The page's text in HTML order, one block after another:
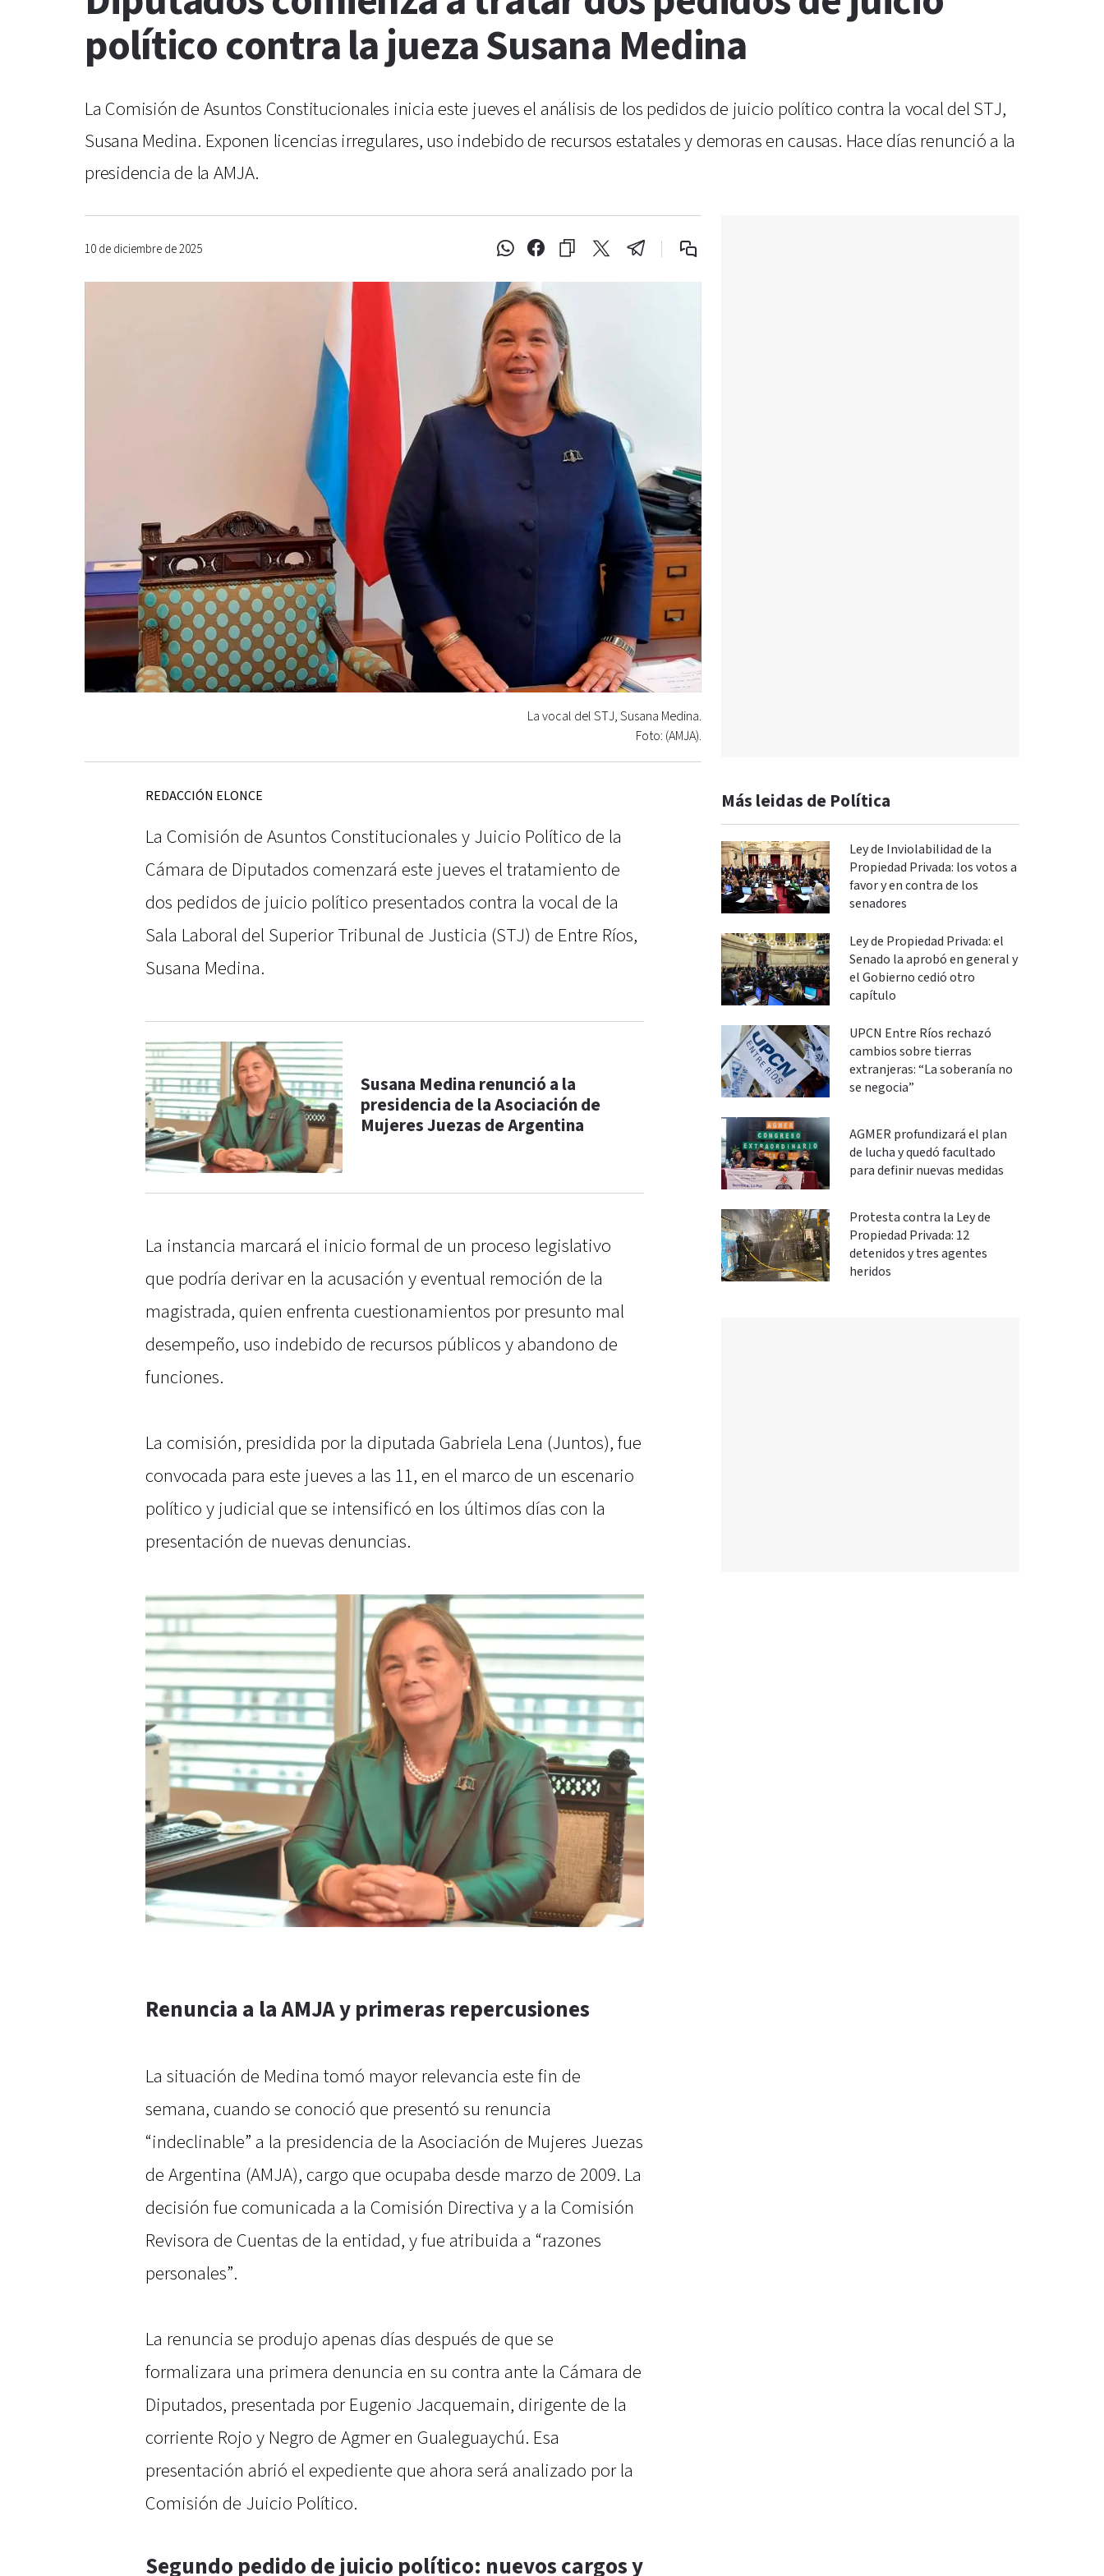
político contra la jueza Susana Medina
La Comisión de Asuntos Constitucionales inicia este jueves el análisis de los pedidos de juicio político contra la vocal del STJ,
Susana Medina. Exponen licencias irregulares, uso indebido de recursos estatales y demoras en causas. Hace días renunció a la
presidencia de la AMJA.
10 de diciembre de 2025
La vocal del STJ, Susana Medina.
Foto: (AMJA).
REDACCIÓN ELONCE
La Comisión de Asuntos Constitucionales y Juicio Político de la
Cámara de Diputados comenzará este jueves el tratamiento de
dos pedidos de juicio político presentados contra la vocal de la
Sala Laboral del Superior Tribunal de Justicia (STJ) de Entre Ríos,
Susana Medina.
Susana Medina renunció a la
presidencia de la Asociación de
Mujeres Juezas de Argentina
La instancia marcará el inicio formal de un proceso legislativo
que podría derivar en la acusación y eventual remoción de la
magistrada, quien enfrenta cuestionamientos por presunto mal
desempeño, uso indebido de recursos públicos y abandono de
funciones.
La comisión, presidida por la diputada Gabriela Lena (Juntos), fue
convocada para este jueves a las 11, en el marco de un escenario
político y judicial que se intensificó en los últimos días con la
presentación de nuevas denuncias.
Renuncia a la AMJA y primeras repercusiones
La situación de Medina tomó mayor relevancia este fin de
semana, cuando se conoció que presentó su renuncia
“indeclinable” a la presidencia de la Asociación de Mujeres Juezas
de Argentina (AMJA), cargo que ocupaba desde marzo de 2009. La
decisión fue comunicada a la Comisión Directiva y a la Comisión
Revisora de Cuentas de la entidad, y fue atribuida a “razones
personales”.
La renuncia se produjo apenas días después de que se
formalizara una primera denuncia en su contra ante la Cámara de
Diputados, presentada por Eugenio Jacquemain, dirigente de la
corriente Rojo y Negro de Agmer en Gualeguaychú. Esa
presentación abrió el expediente que ahora será analizado por la
Comisión de Juicio Político.
Segundo pedido de juicio político: nuevos cargos y
Más leidas de Política
Ley de Inviolabilidad de la
Propiedad Privada: los votos a
favor y en contra de los
senadores
Ley de Propiedad Privada: el
Senado la aprobó en general y
el Gobierno cedió otro
capítulo
UPCN Entre Ríos rechazó
cambios sobre tierras
extranjeras: “La soberanía no
se negocia”
AGMER profundizará el plan
de lucha y quedó facultado
para definir nuevas medidas
Protesta contra la Ley de
Propiedad Privada: 12
detenidos y tres agentes
heridos